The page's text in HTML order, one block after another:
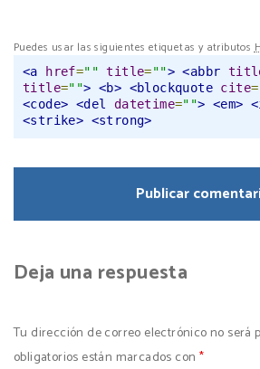
Puedes usar las siguientes etiquetas y atributos
<a href="" title=""> <abbr
title=""> <b> <blockquote cite=
<code> <del datetime=""> <em>
<strike> <strong>
Deja una respuesta
Tu dirección de correo electrónico no será
obligatorios están marcados con *